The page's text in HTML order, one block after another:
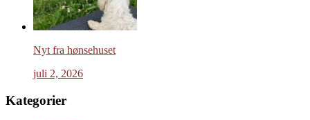
Nyt fra hønsehuset
juli 2, 2026
Kategorier